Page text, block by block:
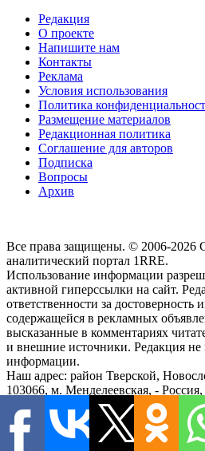
Редакция
О проекте
Напишите нам
Контакты
Реклама
Условия использования
Политика
Размещение материалов
Редакционная политика
Соглашение для авторов
Подписка
Вопросы
Архив
Все права защищены. © 2006-2026
аналитический портал 1RRE.
Использование информации
активной гиперссылки на сайт.
ответственности за достоверность
содержащейся в рекламных
высказанные в комментариях
и внешние источники. Редакция не
информации.
Наш адрес: район Тверской,
103066, м. Менделеевская, -
Чтобы связаться с редакцией или
замеченных ошибках,